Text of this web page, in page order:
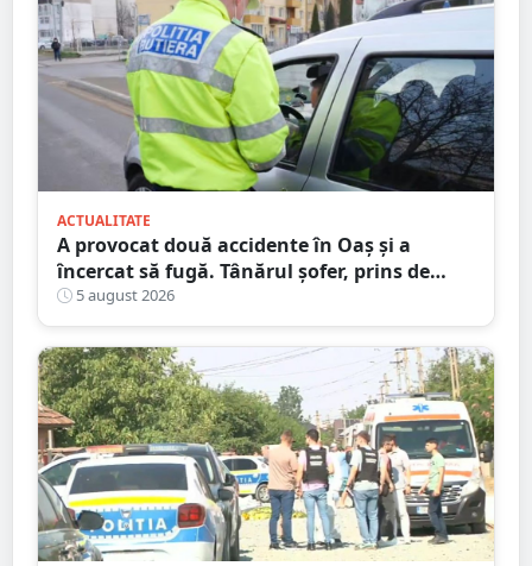
ACTUALITATE
A provocat două accidente în Oaș și a
încercat să fugă. Tânărul șofer, prins de
polițiștii sătmăreni. Încălcări grave ale
Codului Rutier
5 august 2026